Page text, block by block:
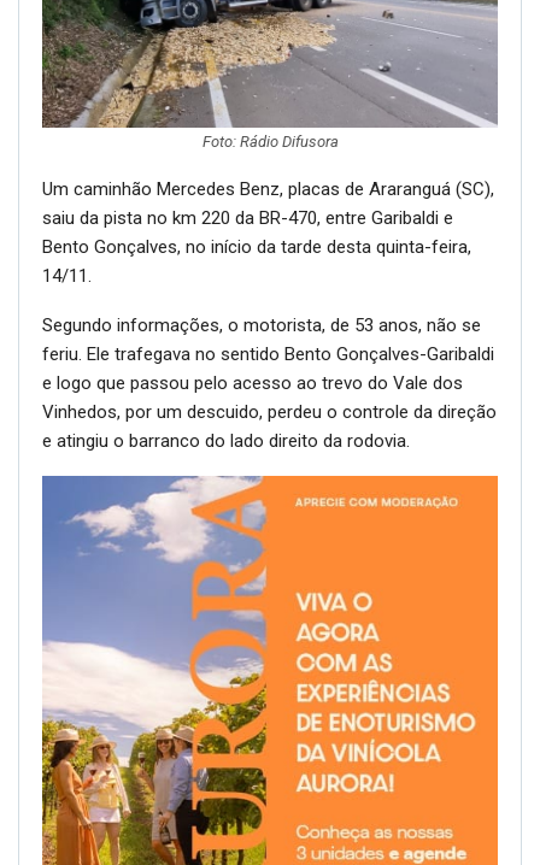
Foto: Rádio Difusora
Um caminhão Mercedes Benz, placas de Araranguá (SC),
saiu da pista no km 220 da BR-470, entre Garibaldi e
Bento Gonçalves, no início da tarde desta quinta-feira,
14/11.
Segundo informações, o motorista, de 53 anos, não se
feriu. Ele trafegava no sentido Bento Gonçalves-Garibaldi
e logo que passou pelo acesso ao trevo do Vale dos
Vinhedos, por um descuido, perdeu o controle da direção
e atingiu o barranco do lado direito da rodovia.